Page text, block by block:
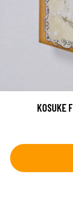
KOSUKE